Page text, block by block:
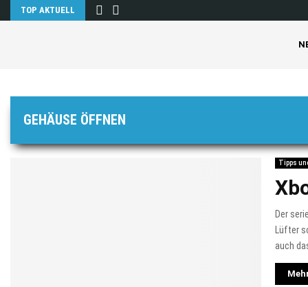
TOP AKTUELL
GEHÄUSE ÖFFNEN
Tipps
Der
Lüfter
auch